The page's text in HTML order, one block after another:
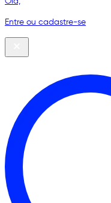
Entre ou cadastre-se